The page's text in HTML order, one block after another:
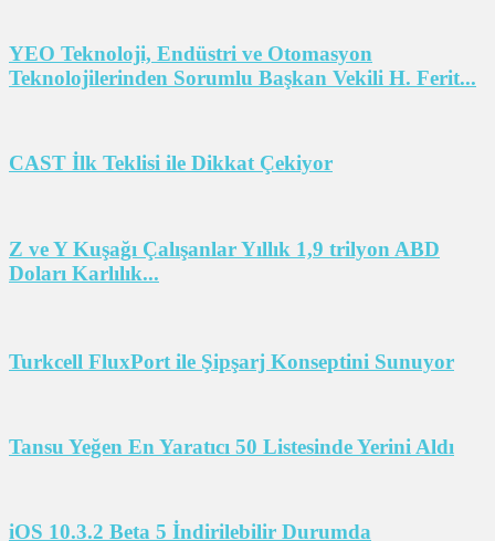
YEO Teknoloji, Endüstri ve Otomasyon
Teknolojilerinden Sorumlu Başkan Vekili H. Ferit...
CAST İlk Teklisi ile Dikkat Çekiyor
Z ve Y Kuşağı Çalışanlar Yıllık 1,9 trilyon ABD
Doları Karlılık...
Turkcell FluxPort ile Şipşarj Konseptini Sunuyor
Tansu Yeğen En Yaratıcı 50 Listesinde Yerini Aldı
iOS 10.3.2 Beta 5 İndirilebilir Durumda